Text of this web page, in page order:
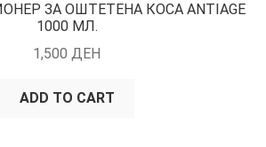
ЗА ОШТЕТЕНА КОСА ANTIAGE
1000 МЛ.
1,500 ДЕН
ADD TO CART